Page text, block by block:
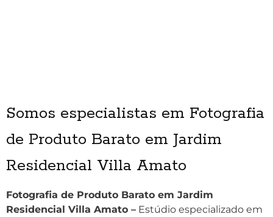
Somos especialistas em Fotografia
de Produto Barato em Jardim
Residencial Villa Amato
Fotografia de Produto Barato em Jardim
Residencial Villa Amato – Estúdio especializado em